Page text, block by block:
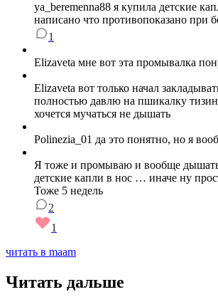
ya_beremenna88 я купила детские
написано что противопоказано при
1
Elizaveta мне вот эта промывалка
Elizaveta вот только начал
полностью давлю на пшикалку
хочется мучаться не дышать
Polinezia_01 да это понятно, но я
Я тоже и промываю и вообще
детские капли в нос … иначе ну
Тоже 5 недель
2
1
читать в maam
Читать дальше